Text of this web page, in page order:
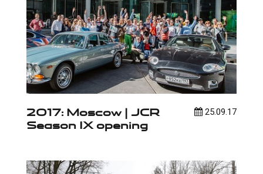
25.09.17
2017: Moscow | JCR
Season IX opening